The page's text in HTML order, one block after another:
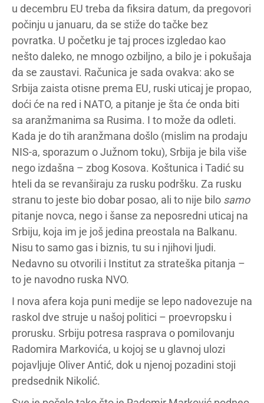
u decembru EU treba da fiksira datum, da pregovori
počinju u januaru, da se stiže do tačke bez
povratka. U početku je taj proces izgledao kao
nešto daleko, ne mnogo ozbiljno, a bilo je i pokušaja
da se zaustavi. Računica je sada ovakva: ako se
Srbija zaista otisne prema EU, ruski uticaj je propao,
doći će na red i NATO, a pitanje je šta će onda biti
sa aranžmanima sa Rusima. I to može da odleti.
Kada je do tih aranžmana došlo (mislim na prodaju
NIS-a, sporazum o Južnom toku), Srbija je bila više
nego izdašna – zbog Kosova. Koštunica i Tadić su
hteli da se revanširaju za rusku podršku. Za rusku
stranu to jeste bio dobar posao, ali to nije bilo samo
pitanje novca, nego i šanse za neposredni uticaj na
Srbiju, koja im je još jedina preostala na Balkanu.
Nisu to samo gas i biznis, tu su i njihovi ljudi.
Nedavno su otvorili i Institut za strateška pitanja –
to je navodno ruska NVO.
I nova afera koja puni medije se lepo nadovezuje na
raskol dve struje u našoj politici – proevropsku i
prorusku. Srbiju potresa rasprava o pomilovanju
Radomira Markovića, u kojoj se u glavnoj ulozi
pojavljuje Oliver Antić, dok u njenoj pozadini stoji
predsednik Nikolić.